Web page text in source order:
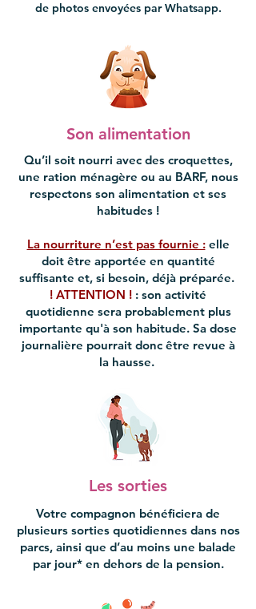
de photos envoyées par Whatsapp.
Son alimentation
Qu’il soit nourri avec des croquettes,
une ration ménagère ou au BARF, nous
respectons son alimentation et ses
habitudes !
La nourriture n’est pas fournie :elle
doit être apportée en quantité
suffisante et, si besoin, déjà préparée.
! ATTENTION ! : son activité
quotidienne sera probablement plus
importante qu'à son habitude. Sa dose
journalière pourrait donc être revue à
la hausse.
Les sorties
Votre compagnon bénéficiera de
plusieurs sorties quotidiennes dans nos
parcs, ainsi que d’au moins une balade
par jour* en dehors de la pension.